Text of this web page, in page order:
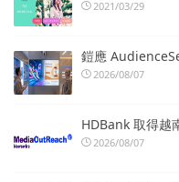
2021/03/29
鎧應
2026/08/07
HDBank 取得越
2026/08/07